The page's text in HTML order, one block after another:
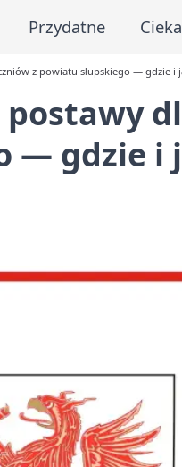
Przydatne
z powiatu słupskiego — gdzie i
— gdzie i